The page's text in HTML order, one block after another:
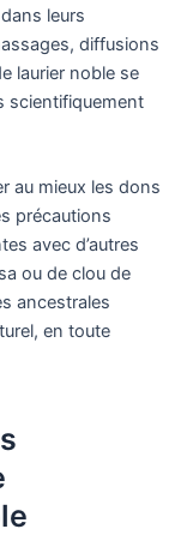
leurs
diffusions
laurier noble se
scientifiquement
au mieux les dons
précautions
avec d’autres
ou de clou de
ancestrales
en toute